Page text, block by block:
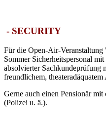
- SECURITY
Für die Open-Air-
Sommer Sicherheitspersonal
absolvierter Sachkundeprüfung
freundlichem, theateradäquatem
Gerne auch einen Pensionär mit
(Polizei u. ä.).